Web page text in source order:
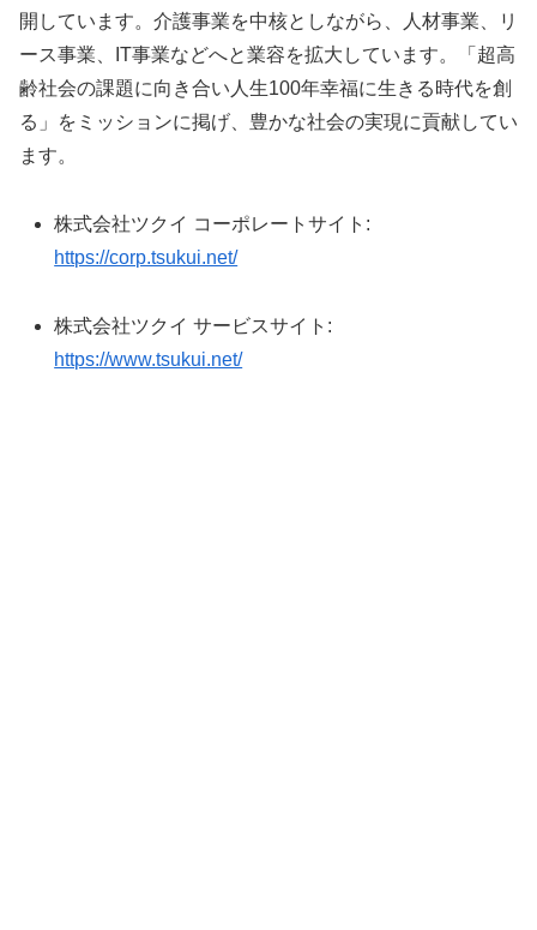
開しています。介護事業を中核としながら、人材事業、リ
ース事業、IT事業などへと業容を拡大しています。「超高
齢社会の課題に向き合い人生100年幸福に生きる時代を創
る」をミッションに掲げ、豊かな社会の実現に貢献してい
ます。
株式会社ツクイ コーポレートサイト:
https://corp.tsukui.net/
株式会社ツクイ サービスサイト:
https://www.tsukui.net/